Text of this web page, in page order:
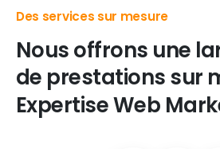
Des produits digitaux de premier
Nousoffrons une
de prestationssur
ExpertiseWeb